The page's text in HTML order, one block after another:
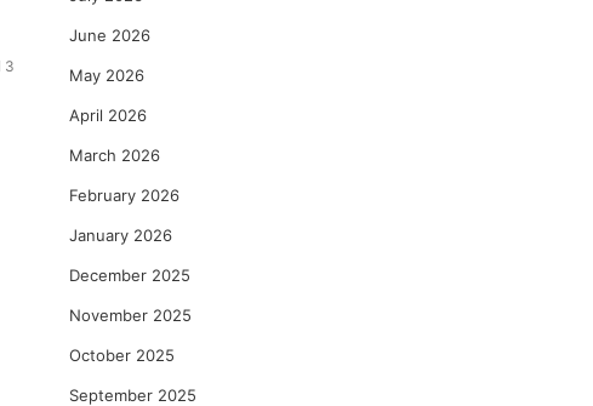
3
June 2026
May 2026
April 2026
March 2026
February 2026
January 2026
December 2025
November 2025
October 2025
September 2025